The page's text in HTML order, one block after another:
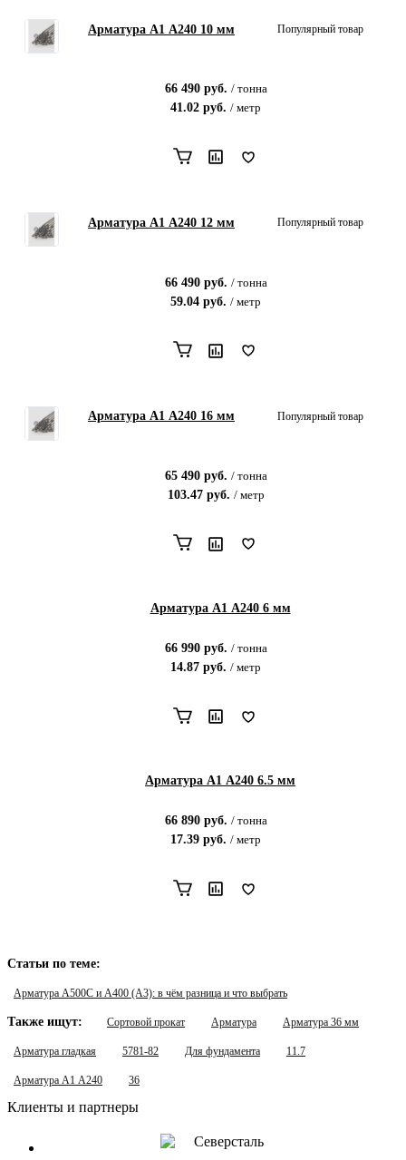
Арматура А1 А240 10 мм Популярный товар
66 490руб. / тонна
41.02 руб. / метр
Арматура А1 А240 12 мм Популярный товар
66 490руб. / тонна
59.04 руб. / метр
Арматура А1 А240 16 мм Популярный товар
65 490руб. / тонна
103.47руб. / метр
Арматура А1 А240 6 мм
66 990руб. / тонна
14.87 руб. / метр
Арматура А1 А240 6.5 мм
66 890руб. / тонна
17.39 руб. / метр
Статьи по теме:
Арматура А500С и А400 (А3): в чём разница и что выбрать
Также ищут: Сортовой прокат Арматура Арматура 36 мм
Арматура гладкая 5781-82 Для фундамента 11.7
Арматура А1 А240 36
Клиенты и партнеры